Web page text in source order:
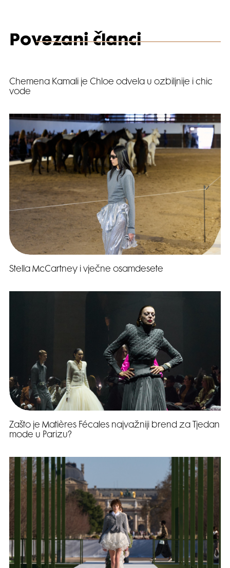
Povezani članci
Chemena Kamali je Chloe odvela u ozbiljnije i chic
vode
Stella McCartney i vječne osamdesete
Zašto je Matières Fécales najvažniji brend za Tjedan
mode u Parizu?